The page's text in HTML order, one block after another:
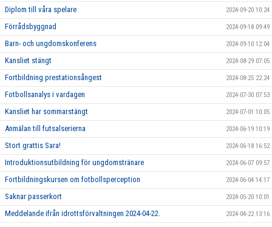
Diplom till våra spelare 2024-09-20 10:24
Förrådsbyggnad 2024-09-18 09:49
Barn- och ungdomskonferens 2024-09-10 12:04
Kansliet stängt 2024-08-29 07:05
Fortbildning prestationsångest 2024-08-25 22:24
Fotbollsanalys i vardagen 2024-07-30 07:53
Kansliet har sommarstängt 2024-07-01 10:05
Anmälan till futsalserierna 2024-06-19 10:19
Stort grattis Sara! 2024-06-18 16:52
Introduktionsutbildning för ungdomstränare 2024-06-07 09:57
Fortbildningskursen om fotbollsperception 2024-06-04 14:17
Saknar passerkort 2024-05-20 10:01
Meddelande ifrån idrottsförvaltningen 2024-04-22. 2024-04-22 13:16